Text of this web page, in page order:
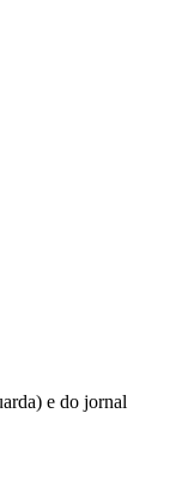
e do jornal